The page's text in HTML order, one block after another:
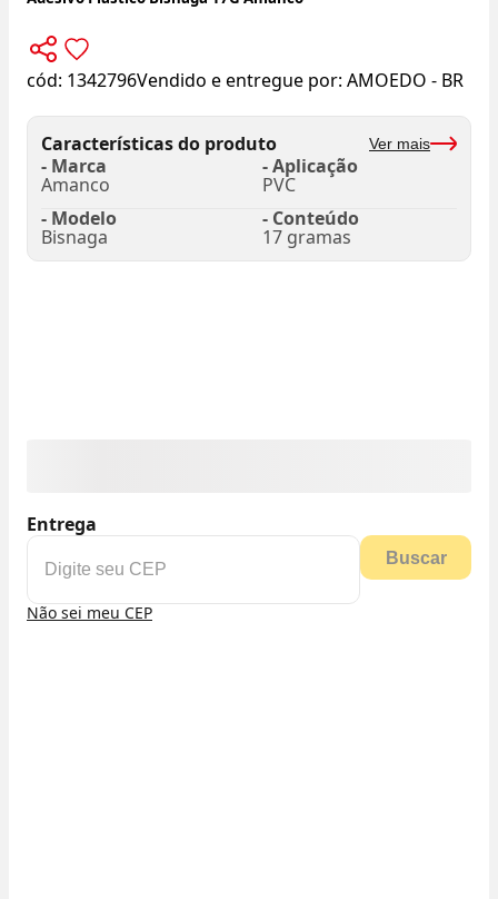
cód: 1342796Vendido e entregue por: AMOEDO - BR
Características do produto Ver mais
- Marca
Amanco
- Aplicação
PVC
- Modelo
Bisnaga
- Conteúdo
17 gramas
Entrega
Buscar
Não sei meu CEP